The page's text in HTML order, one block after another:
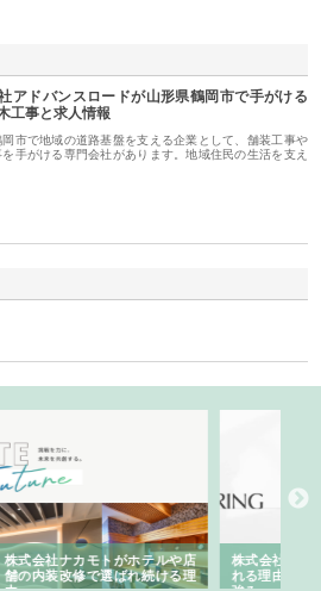
アドバンスロードが山形県鶴岡市で手がける
工事と求人情報
岡市で地域の道路基盤を支える企業として、舗装工事や
を手がける専門会社があります。地域住民の生活を支え
選ば
造の
桑木給食株式会社が福山市で選
ばれる手作り弁当配達の理由